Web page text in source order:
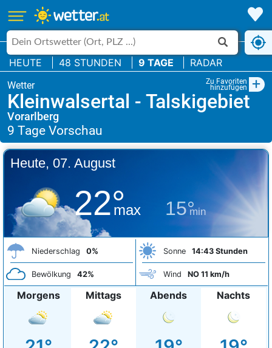
HEUTE 48 STUNDEN 9 TAGE RADAR
Zu Favoriten
hinzufügen +
Kleinwalsertal - Talskigebiet
Vorarlberg
Heute, 07. August
22°
max 15°
min
Niederschlag 0%
Bewölkung 42%
Sonne 14:43 Stunden
Wind NO 11 km/h
Morgens Mittags Abends Nachts